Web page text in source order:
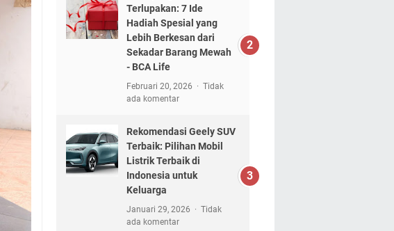
Terlupakan: 7 Ide
Hadiah Spesial yang
Lebih Berkesan dari
Sekadar Barang Mewah
- BCA Life
Februari 20, 2026
Tidak
ada komentar
Rekomendasi Geely SUV
Terbaik: Pilihan Mobil
Listrik Terbaik di
Indonesia untuk
Keluarga
Januari 29, 2026
Tidak
ada komentar